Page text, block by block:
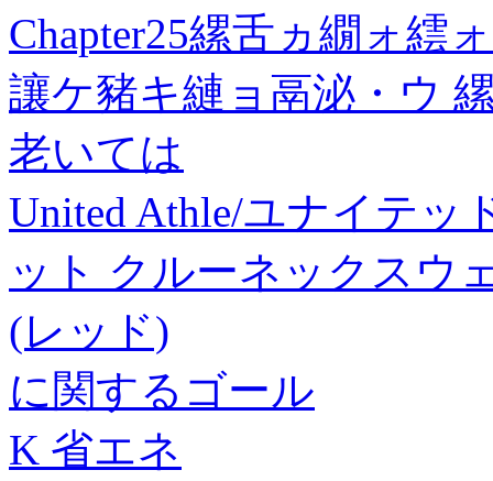
Chapter25縲舌ヵ繝ォ繧
讓ケ豬キ縺ョ鬲泌・ウ
老いては
United Athle/ユナイテッ
ット クルーネックスウ
(レッド)
に関するゴール
K 省エネ